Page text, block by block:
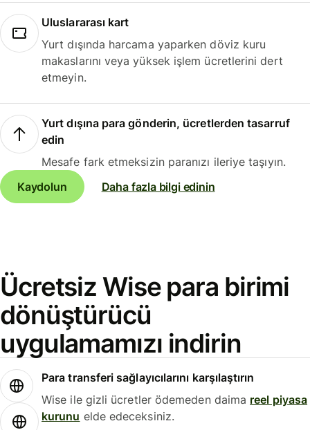
Uluslararası kart
Yurt dışında harcama yaparken döviz kuru
makaslarını veya yüksek işlem ücretlerini dert
etmeyin.
Yurt dışına para gönderin, ücretlerden tasarruf
edin
Mesafe fark etmeksizin paranızı ileriye taşıyın.
Kaydolun
Daha fazla bilgi edinin
Ücretsiz Wise para birimi
dönüştürücü
uygulamamızı indirin
Para transferi sağlayıcılarını karşılaştırın
Wise ile gizli ücretler ödemeden daima reel piyasa
kurunu elde edeceksiniz.